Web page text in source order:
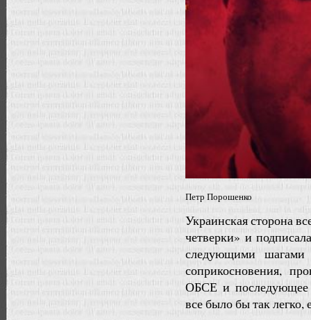
Петр Порошенко
Украинская сторона
четверки» и
следующими шагами
соприкосновения,
ОБСЕ и последующее
все было бы так